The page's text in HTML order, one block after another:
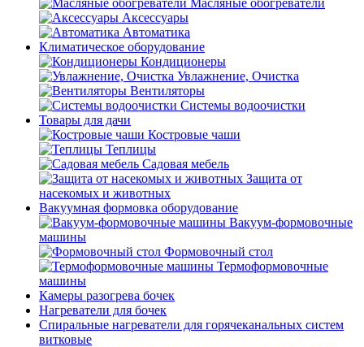
Масляные обогреватели
Аксессуары
Автоматика
Климатическое оборудование
Кондиционеры
Увлажнение, Очистка
Вентиляторы
Системы водоочистки
Товары для дачи
Костровые чаши
Теплицы
Садовая мебель
Защита от
насекомых и животных
Вакуумная формовка оборудование
Вакуум-формовочные
машины
Формовочный стол
Термоформовочные
машины
Камеры разогрева бочек
Нагреватели для бочек
Спиральные нагреватели для горячеканальных систем
витковые